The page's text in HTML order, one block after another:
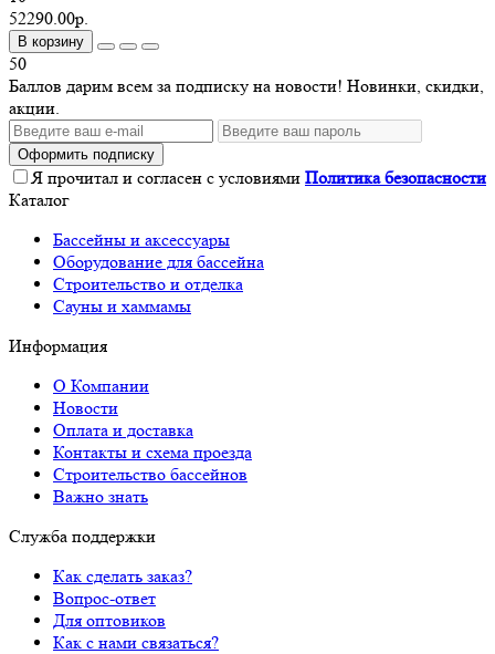
52290.00р.
В корзину
50
Баллов дарим всем за подписку на новости! Новинки, скидки,
акции.
Оформить подписку
Я прочитал и согласен с условиями Политика безопасности
Каталог
Бассейны и аксессуары
Оборудование для бассейна
Строительство и отделка
Сауны и хаммамы
Информация
О Компании
Новости
Оплата и доставка
Контакты и схема проезда
Строительство бассейнов
Важно знать
Служба поддержки
Как сделать заказ?
Вопрос-ответ
Для оптовиков
Как с нами связаться?